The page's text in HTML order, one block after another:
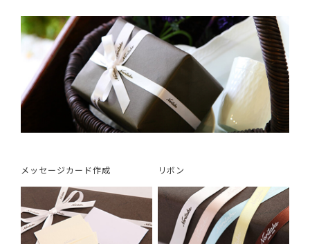
メッセージカード作成 リボン